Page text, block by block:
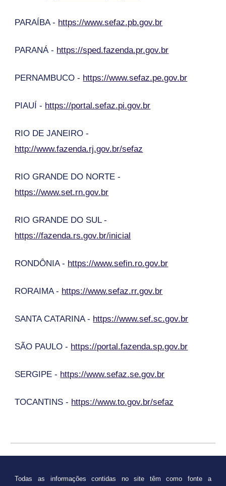
PARAÍBA - https://www.sefaz.pb.gov.br
PARANÁ - https://sped.fazenda.pr.gov.br
PERNAMBUCO - https://www.sefaz.pe.gov.br
PIAUÍ - https://portal.sefaz.pi.gov.br
RIO DE JANEIRO -
http://www.fazenda.rj.gov.br/sefaz
RIO GRANDE DO NORTE -
https://www.set.rn.gov.br
RIO GRANDE DO SUL -
https://fazenda.rs.gov.br/inicial
RONDÔNIA - https://www.sefin.ro.gov.br
RORAIMA - https://www.sefaz.rr.gov.br
SANTA CATARINA - https://www.sef.sc.gov.br
SÃO PAULO - https://portal.fazenda.sp.gov.br
SERGIPE - https://www.sefaz.se.gov.br
TOCANTINS - https://www.to.gov.br/sefaz
Todas as informações contidas no site têm como fonte a